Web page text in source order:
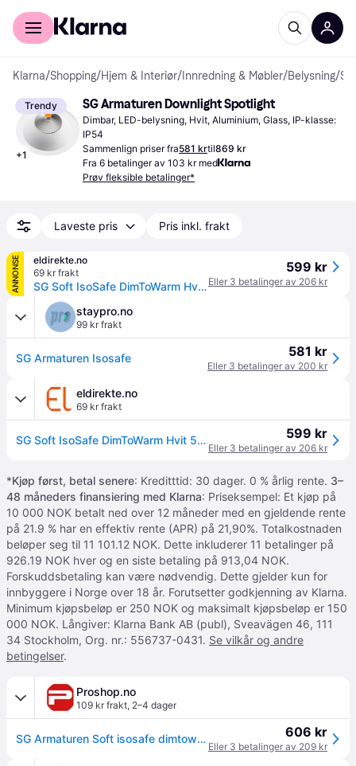
For kunder
Klarna/Shopping/Hjem & Interiør/ Innredning & Møbler/Belysning/
Trendy
+1
SG Armaturen Downlight Spotlight
Dimbar, LED-belysning, Hvit, Aluminium, Glass, IP-klasse:
IP54
Sammenlign priser fra581 krtil869 kr
Fra 6 betalinger av 103 kr med
Prøv fleksible betalinger*
Laveste pris Pris inkl. frakt
ANNONSE
eldirekte.no
69 kr frakt
SG Soft IsoSafe DimToWarm Hvit 550lm 2000-2800K Ra 98 Faseavsnitt 7W LED (3100542)
599 kr
Eller 3 betalinger av 206 kr
staypro.no
99 kr frakt
SG Armaturen Isosafe 581 kr
Eller 3 betalinger av 200 kr
eldirekte.no
69 kr frakt
SG Soft IsoSafe DimToWarm Hvit 550lm 2000-2800K Ra 98 Faseavsnitt 7W LED (3100542) 599 kr
Eller 3 betalinger av 206 kr
*Kjøp først, betal senere: Kreditttid: 30 dager. 0 % årlig rente. 3–
48 måneders finansiering med Klarna: Priseksempel: Et kjøp på
10 000 NOK betalt ned over 12 måneder med en gjeldende rente
på 21.9 % har en effektiv rente (APR) på 21,90%. Totalkostnaden
beløper seg til 11 101.12 NOK. Dette inkluderer 11 betalinger på
926.19 NOK hver og en siste betaling på 913,04 NOK.
Forskuddsbetaling kan være nødvendig. Dette gjelder kun for
innbyggere i Norge over 18 år. Forutsetter godkjenning av Klarna.
Minimum kjøpsbeløp er 250 NOK og maksimalt kjøpsbeløp er 150
000 NOK. Långiver: Klarna Bank AB (publ), Sveavägen 46, 111
34 Stockholm, Org. nr.: 556737-0431. Se vilkår og andre
betingelser.
Proshop.no
109 kr frakt, 2–4 dager
SG Armaturen Soft isosafe dimtowarm white 6w 606 kr
Eller 3 betalinger av 209 kr